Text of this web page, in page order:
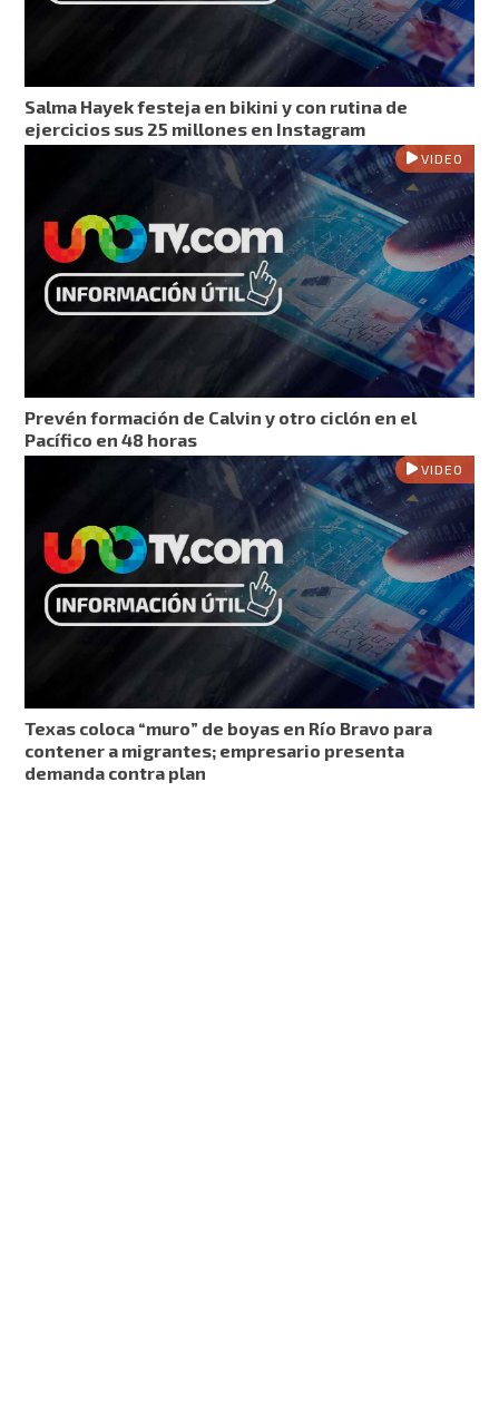
Salma Hayek festeja en bikini y con rutina de
ejercicios sus 25 millones en Instagram
VIDEO
Prevén formación de Calvin y otro ciclón en el
Pacífico en 48 horas
VIDEO
Texas coloca “muro” de boyas en Río Bravo para
contener a migrantes; empresario presenta
demanda contra plan